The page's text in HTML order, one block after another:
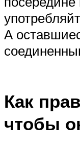
А
Как
чтобы